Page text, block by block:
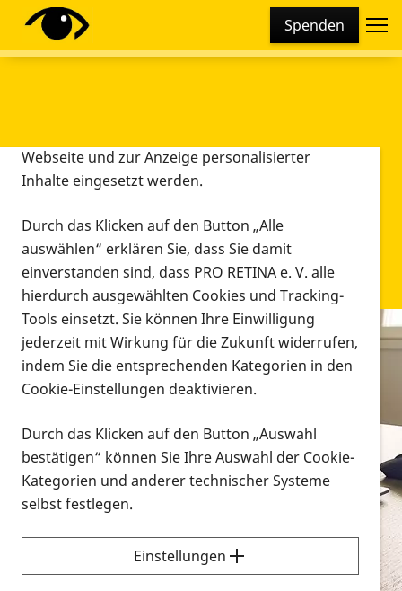
Spenden
Infomaterial
Infomaterial
Vorlesen
Alle Infomaterialien in verschiedenen
Formaten an einem Ort
Sie möchten wissen, wie Sie nach Infonmaterial
suchen und dieses bestellen bzw. herunterladen
können? Schauen Sie sich dieErklärvideos zum
Diese Webseite setzt verschiedene Cookies und
Tracking-Tools ein. Dies beinhaltet Cookies und
Webseite und zur Anzeige personalisierter
Inhalte eingesetzt werden.
Durch das Klicken auf den Button „Alle
auswählen“ erklären Sie, dass Sie damit
einverstanden sind, dass PRO RETINA e. V. alle
hierdurch ausgewählten Cookies und Tracking-
Tools einsetzt. Sie können Ihre Einwilligung
jederzeit mit Wirkung für die Zukunft widerrufen,
indem Sie die entsprechenden Kategorien in den
Cookie-Einstellungen deaktivieren.
Durch das Klicken auf den Button „Auswahl
bestätigen“ können Sie Ihre Auswahl der Cookie-
Kategorien und anderer technischer Systeme
selbst festlegen.
Einstellungen